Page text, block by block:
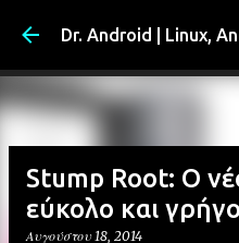
Μετάβαση στο
Dr. Android | Linux,
Stump Root: Ο
εύκολο και
Αυγούστου 18, 2014